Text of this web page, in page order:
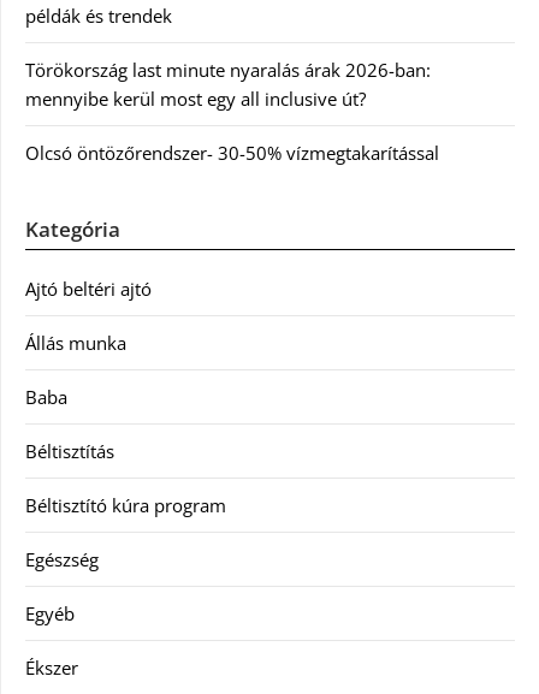
példák és trendek
Törökország last minute nyaralás árak 2026-ban:
mennyibe kerül most egy all inclusive út?
Olcsó öntözőrendszer- 30-50% vízmegtakarítással
Kategória
Ajtó beltéri ajtó
Állás munka
Baba
Béltisztítás
Béltisztító kúra program
Egészség
Egyéb
Ékszer